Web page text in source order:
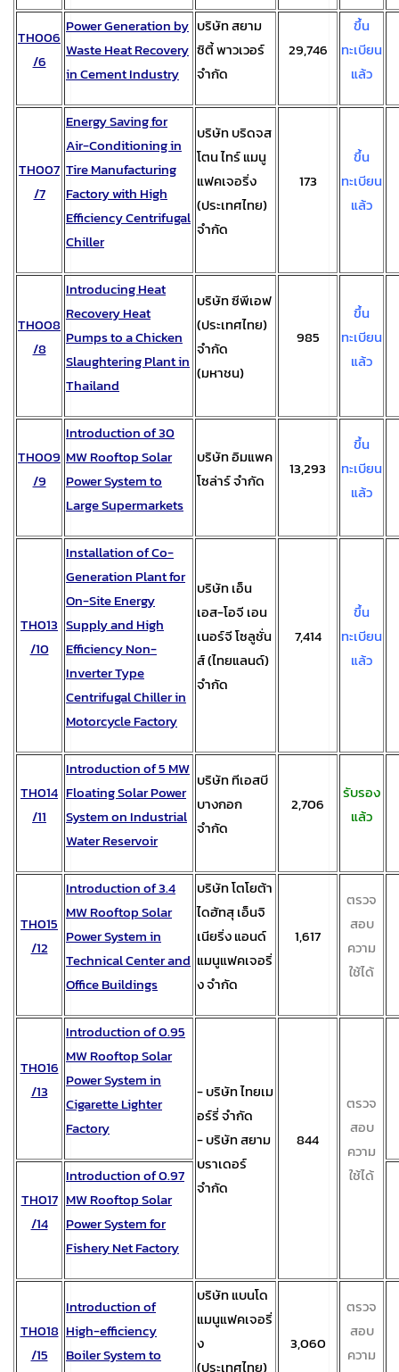
TH006
/6
Power Generation by
Waste Heat Recovery
in Cement Industry
บริษัท สยาม
ซิตี้ พาวเวอร์
จำกัด
29,746
ขึ้น
ทะเบียน
แล้ว
TH007
/7
Energy Saving for
Air-Conditioning in
Tire Manufacturing
Factory with High
Efficiency Centrifugal
Chiller
บริษัท บริดจส
โตน ไทร์ แมนู
แฟคเจอริ่ง
(ประเทศไทย)
จำกัด
173
ขึ้น
ทะเบียน
แล้ว
TH008
/8
Introducing Heat
Recovery Heat
Pumps to a Chicken
Slaughtering Plant in
Thailand
บริษัท ซีพีเอฟ
(ประเทศไทย)
จำกัด
(มหาชน)
985
ขึ้น
ทะเบียน
แล้ว
TH009
/9
Introduction of 30
MW Rooftop Solar
Power System to
Large Supermarkets
บริษัท อิมแพค
โซล่าร์ จำกัด
13,293
ขึ้น
ทะเบียน
แล้ว
TH013
/10
Installation of Co-
Generation Plant for
On-Site Energy
Supply and High
Efficiency Non-
Inverter Type
Centrifugal Chiller in
Motorcycle Factory
บริษัท เอ็น
เอส-โอจี เอน
เนอร์จี โซลูชั่น
ส์ (ไทยแลนด์)
จำกัด
7,414
ขึ้น
ทะเบียน
แล้ว
TH014
/11
Introduction of 5 MW
Floating Solar Power
System on Industrial
Water Reservoir
บริษัท ทีเอสบี
บางกอก
จำกัด
2,706
รับรอง
แล้ว
TH015
/12
Introduction of 3.4
MW Rooftop Solar
Power System in
Technical Center and
Office Buildings
บริษัท โตโยต้า
ไดฮัทสุ เอ็นจิ
เนียริ่ง แอนด์
แมนูแฟคเจอริ่
ง จำกัด
1,617
ตรวจ
สอบ
ความ
ใช้ได้
TH016
/13
Introduction of 0.95
MW Rooftop Solar
Power System in
Cigarette Lighter
Factory
- บริษัท ไทยเม
อร์รี่ จำกัด
- บริษัท สยาม
บราเดอร์
จำกัด
844
ตรวจ
สอบ
ความ
ใช้ได้
TH017
/14
Introduction of 0.97
MW Rooftop Solar
Power System for
Fishery Net Factory
TH018
/15
Introduction of
High-efficiency
Boiler System to
บริษัท แบนโด
แมนูแฟคเจอริ่
ง
(ประเทศไทย)
3,060
ตรวจ
สอบ
ความ